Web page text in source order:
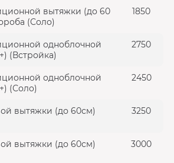
вытяжки (до 60
(Соло)
1850
одноблочной
(Встройка)
2750
одноблочной
(Соло)
2450
вытяжки (до 60см)
3250
вытяжки (до 60см)
3000